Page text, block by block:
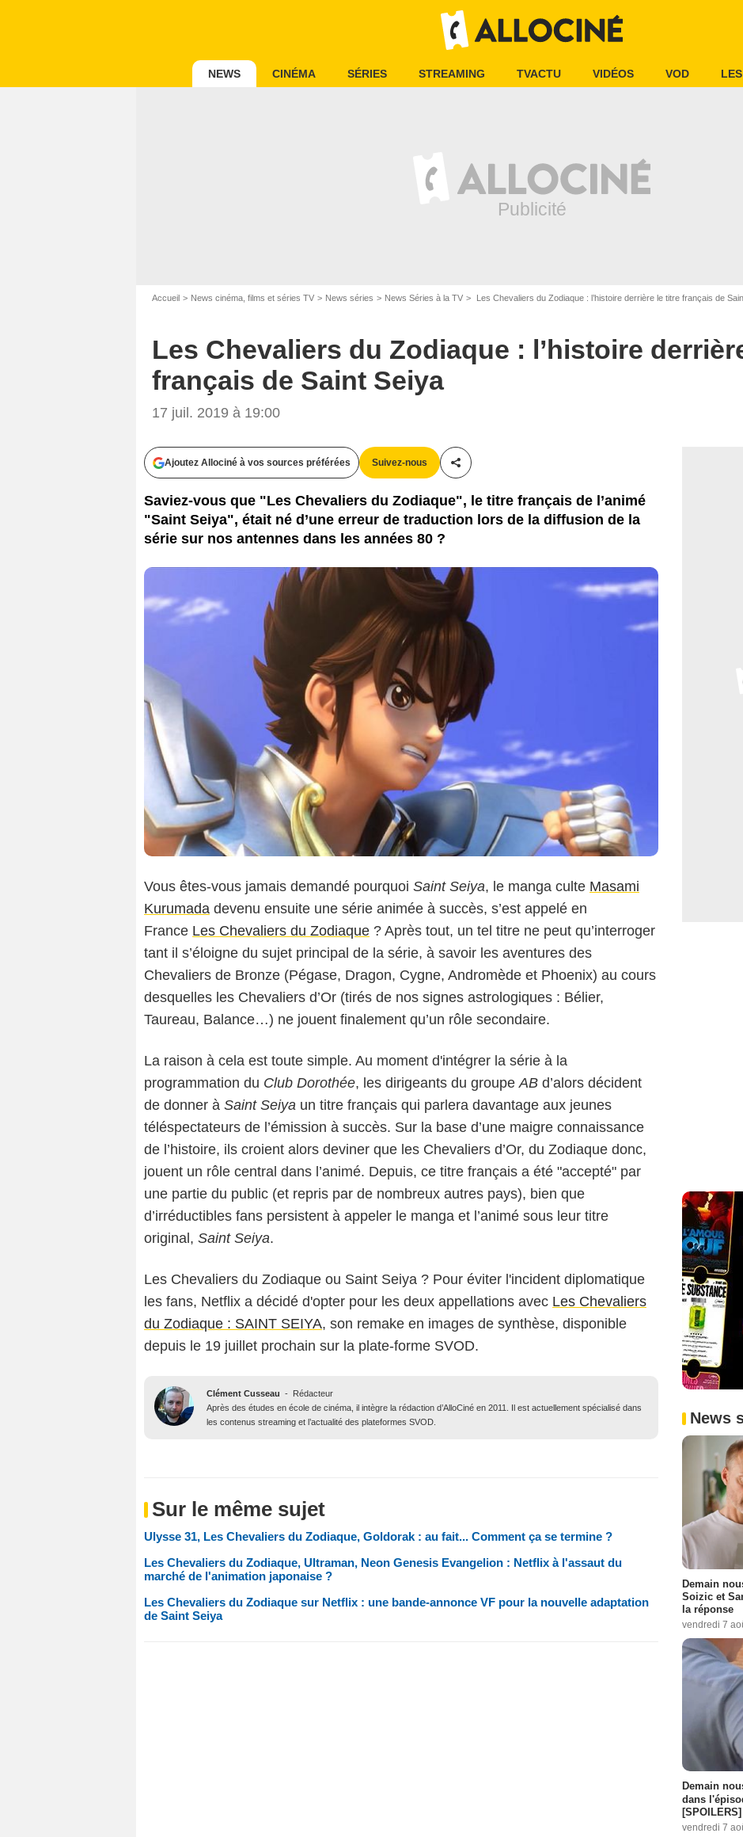
NEWS CINÉMA SÉRIES STREAMING TVACTU VIDÉOS VOD
Accueil News cinéma, films et séries TV News séries News Séries à la TV Les Chevaliers du Zodiaque : l’histoire derrière le titre français de
Les Chevaliers du Zodiaque : l’histoire
français de Saint Seiya
17 juil. 2019 à 19:00
Ajoutez Allociné à vos sources préférées Suivez-nous
Partager cet article
Saviez-vous que "Les Chevaliers du Zodiaque", le titre français de l’animé
"Saint Seiya", était né d’une erreur de traduction lors de la diffusion de la
série sur nos antennes dans les années 80 ?
Vous êtes-vous jamais demandé pourquoi Saint Seiya, le manga culte Masami
Kurumada devenu ensuite une série animée à succès, s’est appelé en
France Les Chevaliers du Zodiaque ? Après tout, un tel titre ne peut qu’interroger
tant il s’éloigne du sujet principal de la série, à savoir les aventures des
Chevaliers de Bronze (Pégase, Dragon, Cygne, Andromède et Phoenix) au cours
desquelles les Chevaliers d’Or (tirés de nos signes astrologiques : Bélier,
Taureau, Balance…) ne jouent finalement qu’un rôle secondaire.
La raison à cela est toute simple. Au moment d'intégrer la série à la
programmation du Club Dorothée, les dirigeants du groupeAB d’alors décident
de donner à Saint Seiya un titre français qui parlera davantage aux jeunes
téléspectateurs de l’émission à succès. Sur la base d’une maigre connaissance
de l’histoire, ils croient alors deviner que les Chevaliers d’Or, du Zodiaque donc,
jouent un rôle central dans l’animé. Depuis, ce titre français a été "accepté" par
une partie du public (et repris par de nombreux autres pays), bien que
d’irréductibles fans persistent à appeler le manga et l’animé sous leur titre
original, Saint Seiya.
Les Chevaliers du Zodiaque ou Saint Seiya ? Pour éviter l'incident diplomatique
les fans, Netflix a décidé d'opter pour les deux appellations avec Les Chevaliers
du Zodiaque : SAINT SEIYA, son remake en images de synthèse, disponible
depuis le 19 juillet prochain sur la plate-forme SVOD.
Clément Cusseau -
Rédacteur
Après des études en école de cinéma, il intègre la rédaction d’AlloCiné en 2011. Il est actuellement spécialisé dans
les contenus streaming et l’actualité des plateformes SVOD.
Sur le même sujet
Ulysse 31, Les Chevaliers du Zodiaque, Goldorak : au fait... Comment ça se termine ?
Les Chevaliers du Zodiaque, Ultraman, Neon Genesis Evangelion : Netflix à l'assaut du
marché de l'animation japonaise ?
Les Chevaliers du Zodiaque sur Netflix : une bande-annonce VF pour la nouvelle adaptation
de Saint Seiya
News
Demain
Soizic et
la réponse
vendredi 7
Demain
dans
[SPOILERS]
vendredi 7